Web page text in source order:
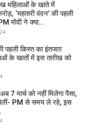
महिलाओं के खाते में
‘महतारी वंदन’ की पहली
मोदी ने क्या...
पहली किस्त का इंतजार
के खातों में इस तारीख को
7 मार्च को नहीं मिलेगा पैसा,
बोलीं- PM से समय ले रहे, इस